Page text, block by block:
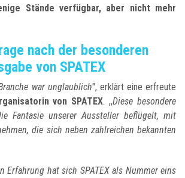
Stände verfügbar, aber nicht mehr
nach der besonderen
von SPATEX
war unglaublich", erklärt eine erfreute
von SPATEX . ,,Diese besondere
Fantasie unserer Aussteller beflügelt, mit
die sich neben zahlreichen bekannten
Erfahrung hat sich SPATEX als Nummer eins